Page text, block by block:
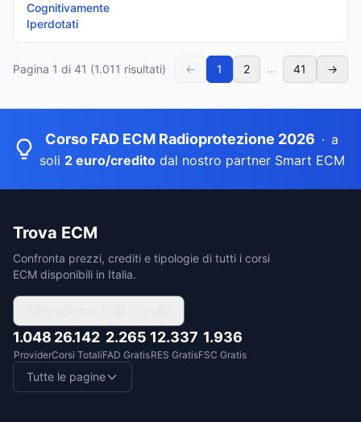
Cognitivamente
Iperdotati
Pagina 1 di 41 (1.011 risultati) ← 1 2 ... 41 →
Corso FAD ECM Radioprotezione 2026 · a
soli 2 euro/creditodal nostro partner Smart ECM
Trova ECM
Confronta prezzi, crediti e tipologie di tutti i corsi
ECM disponibili in Italia.
1.048
Provider
26.142
Corsi Totali
2.265
FAD Gratis
12.337
RES Gratis
1.936
FSC Gratis
Tutte le pagine